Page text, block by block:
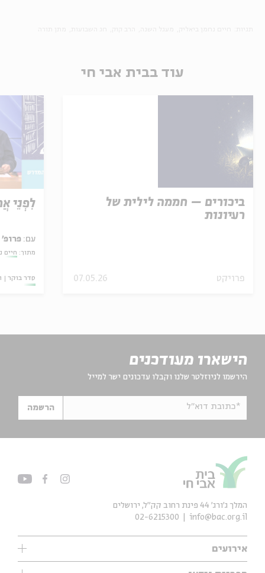
עוד בבית אבי חי
ביכורים – חממה לילית של
רעיונות
פרויקט 07.05.26
לִפְנֵי
עם:
מתוך: חיים
סדר בוקר
הישארו מעודכנים
הירשמו לניוזלטר שלנו וקבלו עדכונים ישר למייל
*כתובת דוא"ל הרשמה
אירועים
עיון
המלך ג'ורג' 44 פינת רחוב קק״ל, ירושלים
info@bac.org.il
02-6215300